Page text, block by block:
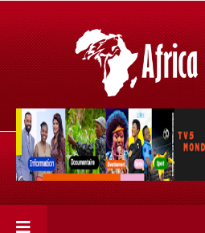
Retrouvez votre chaîne
CANAL+ 36 . Fandaharam-
anareo!